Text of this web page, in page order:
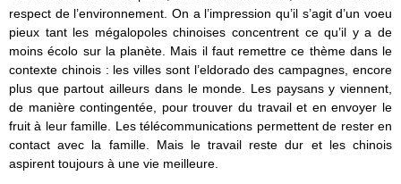
respect de l’environnement. On a l’impression qu’il s’agit d’un voeu
pieux tant les mégalopoles chinoises concentrent ce qu’il y a de
moins écolo sur la planète. Mais il faut remettre ce thème dans le
contexte chinois : les villes sont l’eldorado des campagnes, encore
plus que partout ailleurs dans le monde. Les paysans y viennent,
de manière contingentée, pour trouver du travail et en envoyer le
fruit à leur famille. Les télécommunications permettent de rester en
contact avec la famille. Mais le travail reste dur et les chinois
aspirent toujours à une vie meilleure.